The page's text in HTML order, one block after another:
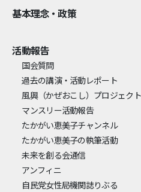
基本理念・政策
活動報告
国会質問
過去の講演・活動レポート
風興（かぜおこし） プロジェクト
マンスリー活動報告
たかがい恵美子チャンネル
たかがい恵美子の執筆活動
未来を創る会通信
アンフィニ
自民党女性局機関誌りぶる